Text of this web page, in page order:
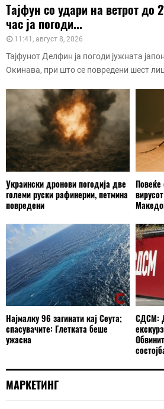
Тајфун со удари на ветрот до
час ја погоди...
11:41, август 8, 2026
Тајфунот Делфин ја погоди јужната
Окинава, при што се повредени шест
Украински дронови погодија две
големи руски рафинерии, петмина
повредени
Повеќе
Најмалку 96 загинати кај Сеута;
спасувачите: Глетката беше
ужасна
СДСМ:
МАРКЕТИНГ